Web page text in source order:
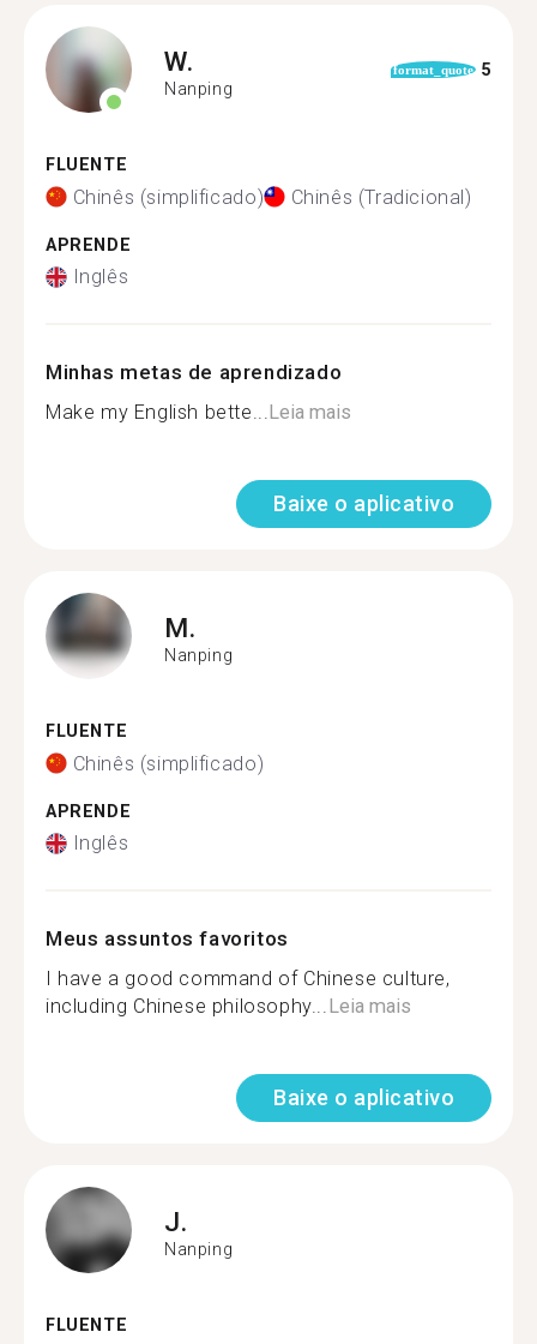
W.
Nanping
format_quote 5
FLUENTE
Chinês (simplificado) Chinês (Tradicional)
APRENDE
Inglês
Minhas metas de aprendizado
Make my English bette...Leia mais
Baixe o aplicativo
M.
Nanping
FLUENTE
Chinês (simplificado)
APRENDE
Inglês
Meus assuntos favoritos
I have a good command of Chinese culture,
including Chinese philosophy...Leia mais
Baixe o aplicativo
J.
Nanping
FLUENTE